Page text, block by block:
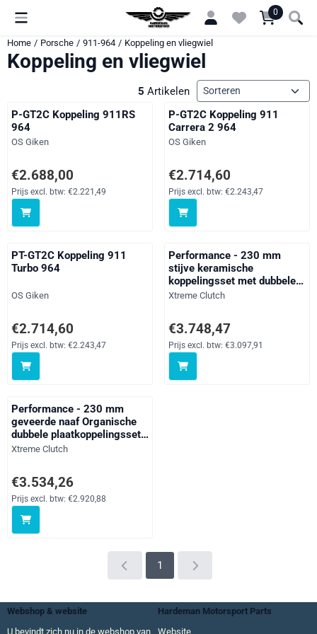
Cookievoorkeuren zijn momenteel gesloten. 0
Home / Porsche / 911-964 / Koppeling en vliegwiel
Koppeling en vliegwiel
5 Artikelen Sorteermethode
P-GT2C Koppeling 911RS
964
Merk:
OS Giken
Prijs: 2 688,00, exclusief btw: 2 221,49
€2.688,00
Prijs excl. btw: €2.221,49
P-GT2C Koppeling 911
Carrera 2 964
Merk:
OS Giken
Prijs: 2 714,60, exclusief btw: 2
€2.714,60
Prijs excl. btw: €2.243,47
PT-GT2C Koppeling 911
Turbo 964
Merk:
OS Giken
Prijs: 2 714,60, exclusief btw: 2 243,47
€2.714,60
Prijs excl. btw: €2.243,47
Performance - 230 mm
stijve keramische
koppelingsset met dubbele
plaat, incl. vliegwiel en CSC
Merk:
Xtreme Clutch
Prijs: 3 748,47, exclusief btw: 3
€3.748,47
Prijs excl. btw: €3.097,91
Performance - 230 mm
geveerde naaf Organische
dubbele plaatkoppelingsset
incl vliegwiel en CSC 1000
Merk:
Xtreme Clutch
Prijs: 3 534,26, exclusief btw: 2 920,88
€3.534,26
Prijs excl. btw: €2.920,88
1
Webshop & website
Hardeman Motorsport Parts
U bevindt zich nu in de webshop van
Website